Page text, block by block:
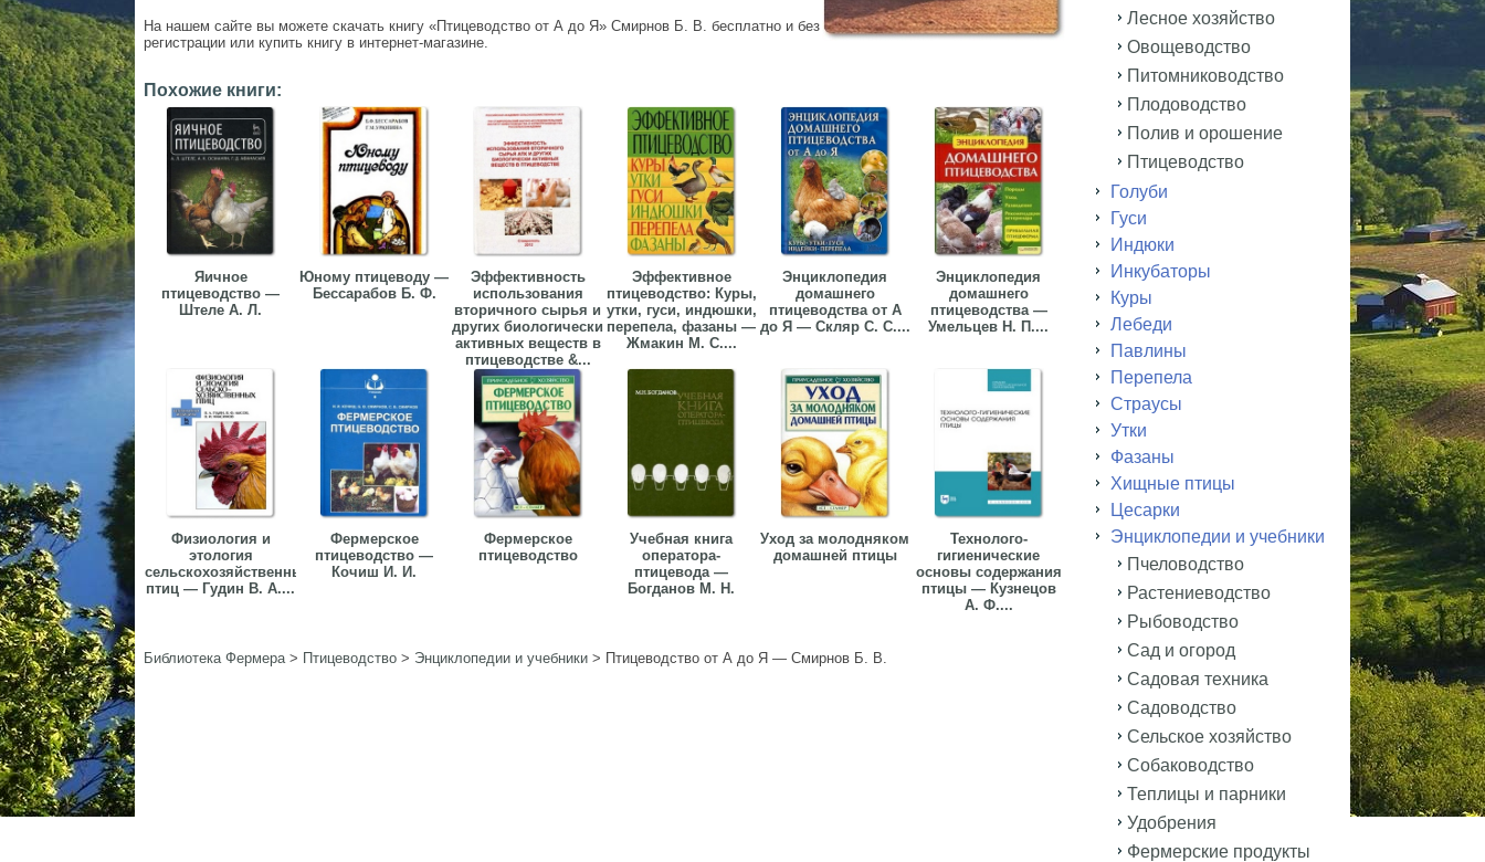
На нашем сайте вы можете скачать книгу «Птицеводство от А до Я» Смирнов Б. В. бесплатно и без
регистрации или купить книгу в интернет-магазине.
Похожие книги:
Яичное
птицеводство —
Штеле А. Л.
Юному птицеводу —
Бессарабов Б. Ф.
Эффективность
использования
вторичного сырья и
других биологически
активных веществ в
птицеводстве &...
Эффективное
птицеводство: Куры,
утки, гуси, индюшки,
перепела, фазаны —
Жмакин М. С....
Энциклопедия
домашнего
птицеводства от А
до Я — Скляр С. С....
Энциклопедия
домашнего
птицеводства —
Умельцев Н. П....
Физиология и
этология
сельскохозяйственных
птиц — Гудин В. А....
Фермерское
птицеводство —
Кочиш И. И.
Фермерское
птицеводство
Учебная книга
оператора-
птицевода —
Богданов М. Н.
Уход за молодняком
домашней птицы
Технолого-
гигиенические
основы содержания
птицы — Кузнецов
А. Ф....
Библиотека Фермера> Птицеводство > Энциклопедии и учебники > Птицеводство от А до Я — Смирнов Б. В.
Лесное хозяйство
Овощеводство
Питомниководство
Плодоводство
Полив и орошение
Птицеводство
Голуби
Гуси
Индюки
Инкубаторы
Куры
Лебеди
Павлины
Перепела
Страусы
Утки
Фазаны
Хищные птицы
Цесарки
Энциклопедии и учебники
Пчеловодство
Растениеводство
Рыбоводство
Сад и огород
Садовая техника
Садоводство
Сельское хозяйство
Собаководство
Теплицы и парники
Удобрения
Фермерские продукты